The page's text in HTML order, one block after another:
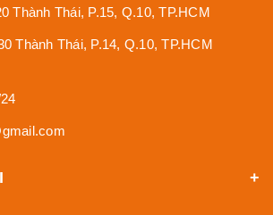
Thành Thái, P.15, Q.10, TP.HCM
Thành Thái, P.14, Q.10, TP.HCM